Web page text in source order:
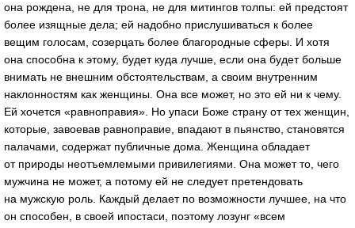
она рождена, не для трона, не для митингов толпы: ей предстоят
более изящные дела; ей надобно прислушиваться к более
вещим голосам, созерцать более благородные сферы. И хотя
она способна к этому, будет куда лучше, если она будет больше
внимать не внешним обстоятельствам, а своим внутренним
наклонностям как женщины. Она все может, но это ей ни к чему.
Ей хочется «равноправия». Но упаси Боже страну от тех женщин,
которые, завоевав равноправие, впадают в пьянство, становятся
палачами, содержат публичные дома. Женщина обладает
от природы неотъемлемыми привилегиями. Она может то, чего
мужчина не может, а потому ей не следует претендовать
на мужскую роль. Каждый делает по возможности лучшее, на что
он способен, в своей ипостаси, поэтому лозунг «всем